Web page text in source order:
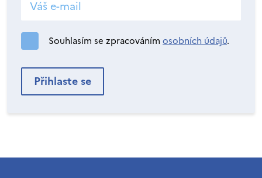
Souhlasím se zpracováním osobních údajů.